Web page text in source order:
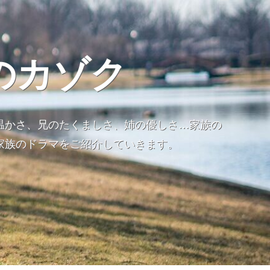
カゾク
かさ、兄のたくましさ、姉の優しさ…家族の
のドラマをご紹介していきます。